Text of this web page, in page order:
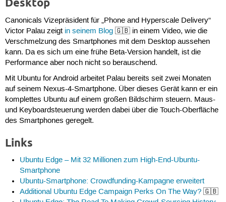
Canonicals Vizepräsident für „Phone and Hyperscale Delivery“
Victor Palau zeigt in seinem Blog🇬🇧 in einem Video, wie die
Verschmelzung des Smartphones mit dem Desktop aussehen
kann. Da es sich um eine frühe Beta-Version handelt, ist die
Performance aber noch nicht so berauschend.
Mit Ubuntu for Android arbeitet Palau bereits seit zwei Monaten
auf seinem Nexus-4-Smartphone. Über dieses Gerät kann er ein
komplettes Ubuntu auf einem großen Bildschirm steuern. Maus-
und Keyboardsteuerung werden dabei über die Touch-Oberfläche
des Smartphones geregelt.
Links
Ubuntu Edge – Mit 32 Millionen zum High-End-Ubuntu-
Smartphone
Ubuntu-Smartphone: Crowdfunding-Kampagne erweitert
Additional Ubuntu Edge Campaign Perks On The Way? 🇬🇧